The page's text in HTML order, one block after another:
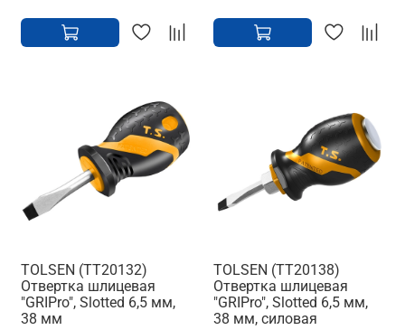
TOLSEN (TT20132)
Отвертка шлицевая
"GRIPro", Slotted 6,5 мм,
38 мм
TOLSEN (TT20138)
Отвертка шлицевая
"GRIPro", Slotted 6,5 мм,
38 мм, силовая